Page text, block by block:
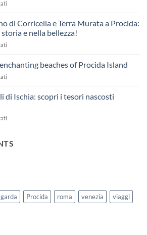
Sunrise
Spots
di Corricella e Terra Murata a Procida:
e nella bellezza!
e
tuffo
bellezza!
beaches of Procida Island
the
di Ischia: scopri i tesori nascosti
locali
nascosti
dell’isola
Procida roma venezia viaggi